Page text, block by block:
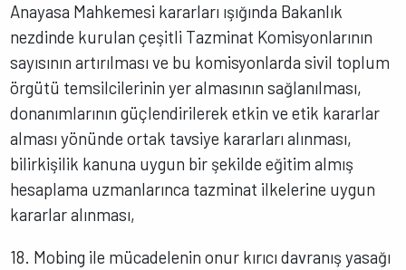
Anayasa Mahkemesi kararları ışığında Bakanlık
nezdinde kurulan çeşitli Tazminat Komisyonlarının
sayısının artırılması ve bu komisyonlarda sivil toplum
örgütü temsilcilerinin yer almasının sağlanılması,
donanımlarının güçlendirilerek etkin ve etik kararlar
alması yönünde ortak tavsiye kararları alınması,
bilirkişilik kanuna uygun bir şekilde eğitim almış
hesaplama uzmanlarınca tazminat ilkelerine uygun
kararlar alınması,
18. Mobing ile mücadelenin onur kırıcı davranış yasağı